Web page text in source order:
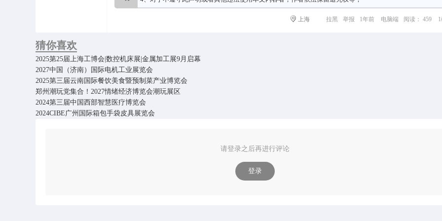
上海 拉黑 举报 1年前 电脑端 阅读： 459
猜你喜欢
2025第25届上海工博会|数控机床展|金属加工展9月启幕
2027中国（济南）国际电机工业展览会
2025第三届云南国际餐饮美食暨预制菜产业博览会
郑州潮玩党集合！2027情绪经济博览会潮玩展区
2024第三届中国西部智慧医疗博览会
2024CIBE广州国际箱包手袋皮具展览会
请登录之后再进行评论
登录